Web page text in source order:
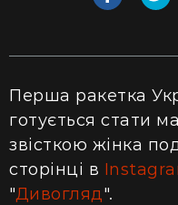
Перша ракетка
готується стати
звісткою жінка
сторінці в
"Дивогляд".